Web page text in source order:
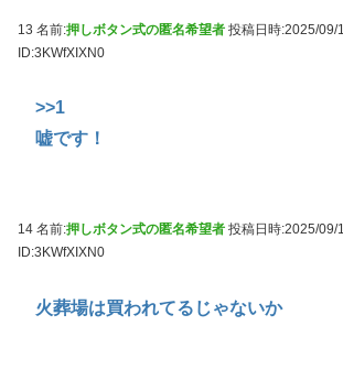
13 名前:押しボタン式の匿名希望者 投稿日時:2025/09/
ID:3KWfXIXN0
>>1
嘘です！
14 名前:押しボタン式の匿名希望者 投稿日時:2025/09/
ID:3KWfXIXN0
火葬場は買われてるじゃないか